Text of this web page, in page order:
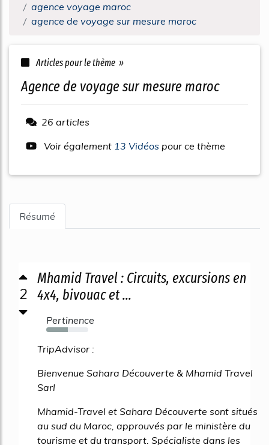
agence voyage maroc
agence de voyage sur mesure maroc
Articles pour le thème »
agence de voyage sur mesure maroc
26 articles
Voir également 13 Vidéos pour ce thème
Résumé
2
Mhamid Travel : Circuits, excursions en
4x4, bivouac et ...
Pertinence
52%
TripAdvisor :
Bienvenue Sahara Découverte & Mhamid Travel
Sarl
Mhamid-Travel et Sahara Découverte sont situés
au sud du Maroc, approuvés par le ministère du
tourisme et du transport. Spécialiste dans les